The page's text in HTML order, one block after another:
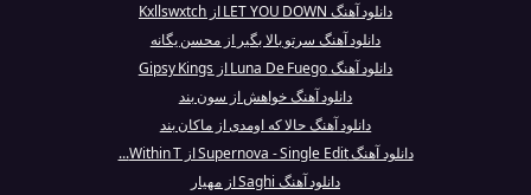
دانلود آهنگ LET YOU DOWN از Kxllswxtch
دانلود آهنگ سرتو بالا بگیر از محسن یگانه
دانلود آهنگ Luna De Fuego از Gipsy Kings
دانلود آهنگ خواهش از سون بند
دانلود آهنگ حالا که اومدی از ماکان بند
دانلود آهنگ Supernova - Single Edit از Within T...
دانلود آهنگ Saghi از مهیار